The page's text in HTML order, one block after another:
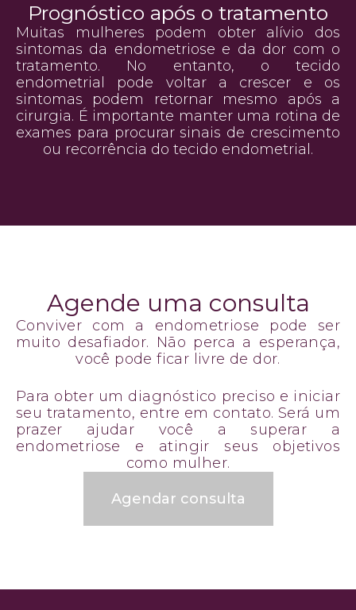
Prognóstico após o tratamento
Muitas mulheres podem obter alívio dos
sintomas da endometriose e da dor com o
tratamento. No entanto, o tecido
endometrial pode voltar a crescer e os
sintomas podem retornar mesmo após a
cirurgia. É importante manter uma rotina de
exames para procurar sinais de crescimento
ou recorrência do tecido endometrial.
Agende uma consulta
Conviver com a endometriose pode ser
muito desafiador. Não perca a esperança,
você pode ficar livre de dor.
Para obter um diagnóstico preciso e iniciar
seu tratamento, entre em contato. Será um
prazer ajudar você a superar a
endometriose e atingir seus objetivos
como mulher.
Agendar consulta